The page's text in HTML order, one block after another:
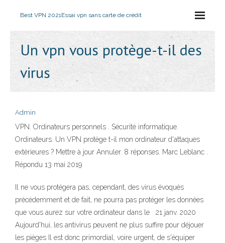
Best VPN 2021Essai vpn sans carte de crédit
Un vpn vous protège-t-il des
virus
Admin
VPN. Ordinateurs personnels . Sécurité informatique.
Ordinateurs. Un VPN protège t-il mon ordinateur d'attaques
extérieures ? Mettre à jour Annuler. 8 réponses. Marc Leblanc .
Répondu 13 mai 2019
Il ne vous protégera pas, cependant, des virus évoqués
précédemment et de fait, ne pourra pas protéger les données
que vous aurez sur votre ordinateur dans le 21 janv. 2020
Aujourd'hui, les antivirus peuvent ne plus suffire pour déjouer
les pièges Il est donc primordial, voire urgent, de s'équiper